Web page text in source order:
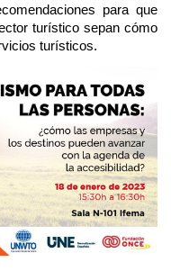
para que
turístico sepan cómo
turísticos.